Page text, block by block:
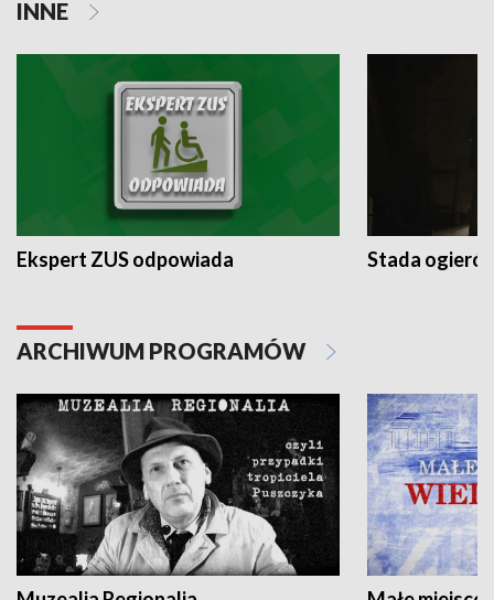
INNE
Ekspert ZUS odpowiada Stada
ARCHIWUM PROGRAMÓW